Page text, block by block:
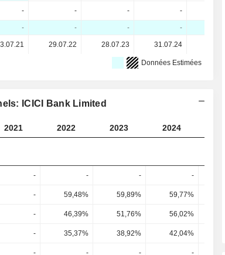
- - - -
- - - -
29.07.22 28.07.23 31.07.24
Données Estimées
ICICI Bank Limited
2021 2022 2023 2024
- - - -
- 59,48% 59,89% 59,77%
- 46,39% 51,76% 56,02%
- 35,37% 38,92% 42,04%
- - - -